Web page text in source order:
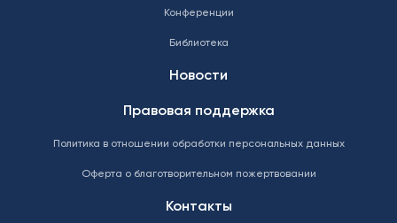
Конференции
Библиотека
Новости
Правовая поддержка
Политика в отношении обработки персональных данных
Оферта о благотворительном пожертвовании
Контакты